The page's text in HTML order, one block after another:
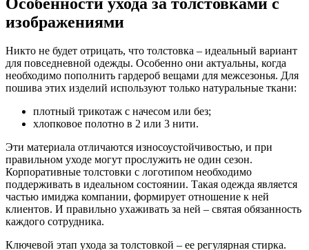
изображениями
Никто не будет отрицать, что толстовка – идеальный вариант
для повседневной одежды. Особенно они актуальны, когда
необходимо пополнить гардероб вещами для межсезонья. Для
пошива этих изделий используют только натуральные ткани:
плотный трикотаж с начесом или без;
хлопковое полотно в 2 или 3 нити.
Эти материала отличаются износоустойчивостью, и при
правильном уходе могут прослужить не один сезон.
Корпоративные толстовки с логотипом необходимо
поддерживать в идеальном состоянии. Такая одежда является
частью имиджа компании, формирует отношение к ней
клиентов. И правильно ухаживать за ней – святая обязанность
каждого сотрудника.
Ключевой этап ухода за толстовкой – ее регулярная стирка.